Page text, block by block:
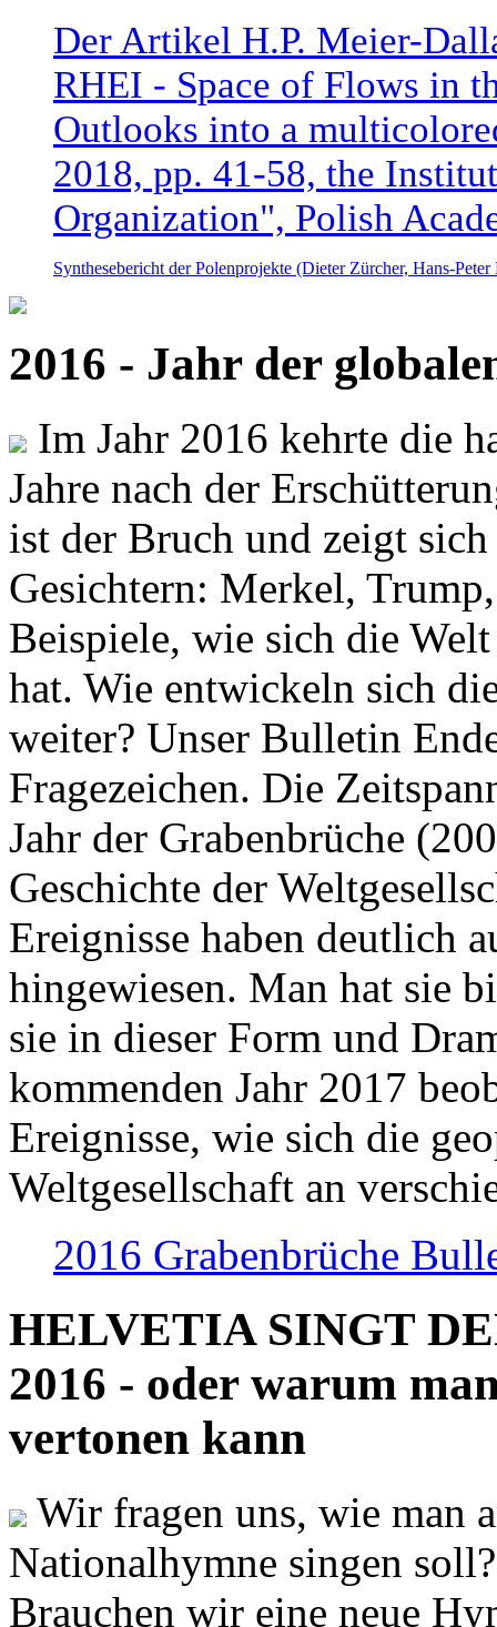
Der Artikel H.P. Meier-
RHEI - Space of Flows in
Outlooks into a
2018, pp. 41-58, the
Organization", Polish
Synthesebericht der Polenprojekte (Dieter Zürcher, Hans-
2016 - Jahr der
Im Jahr 2016 kehrte die
Jahre nach der
ist der Bruch und zeigt
Gesichtern: Merkel,
Beispiele, wie sich die
hat. Wie entwickeln sich
weiter? Unser Bulletin
Fragezeichen. Die
Jahr der Grabenbrüche
Geschichte der
Ereignisse haben deutlich
hingewiesen. Man hat sie
sie in dieser Form und
kommenden Jahr 2017
Ereignisse, wie sich die
Weltgesellschaft an
2016 Grabenbrüche
HELVETIA SINGT
2016 - oder warum
vertonen kann
Wir fragen uns, wie man
Nationalhymne singen
Brauchen wir eine neue